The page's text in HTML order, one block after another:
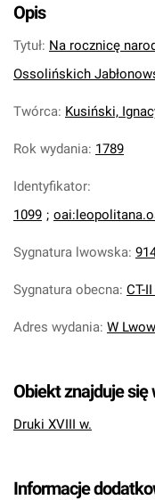
Opis
Tytuł: Na rocznicę
Ossolińskich
Twórca: Kusiński,
Rok wydania: 1789
Identyfikator:
1099 ;
Sygnatura lwowska:
Sygnatura obecna: CT-
Adres wydania: W
Obiekt znajduje się
Druki XVIII w.
Informacje